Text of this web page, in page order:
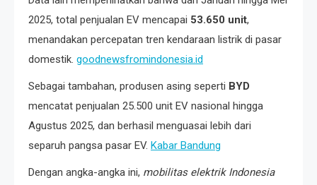
2025, total penjualan EV mencapai 53.650 unit,
menandakan percepatan tren kendaraan listrik di pasar
domestik. goodnewsfromindonesia.id
Sebagai tambahan, produsen asing seperti BYD
mencatat penjualan 25.500 unit EV nasional hingga
Agustus 2025, dan berhasil menguasai lebih dari
separuh pangsa pasar EV. Kabar Bandung
Dengan angka-angka ini, mobilitas elektrik Indonesia